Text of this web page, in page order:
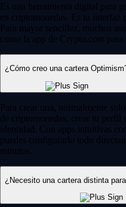
Es una herramienta digital para
en criptomonedas. Es tu interfaz
Para mayor sencillez, muchos
como la app de Crypto.com para
¿Cómo creo una cartera
Para crear una, normalmente
de criptomonedas, crear tu
identidad. Con apps intuitivas
puedes configurarlo todo
minutos.
¿Necesito una cartera distinta